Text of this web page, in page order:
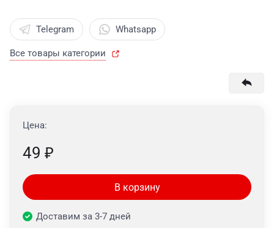
Telegram Whatsapp
Все товары категории
Цена:
49 ₽
В корзину
Доставим за 3-7 дней